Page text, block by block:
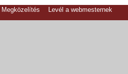
Megközelítés Levél a webmesternek